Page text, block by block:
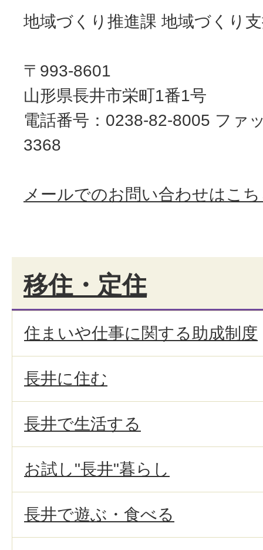
地域づくり推進課 地域づくり
〒993-8601
山形県長井市栄町1番1号
電話番号：0238-82-8005 ファ
3368
メールでのお問い合わせはこ
移住・定住
住まいや仕事に関する助成制度
長井に住む
長井で生活する
お試し"長井"暮らし
長井で遊ぶ・食べる